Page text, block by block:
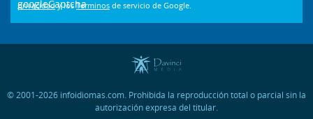
privacidady los Términos de servicio de Google.
© 2001-2026 infoidiomas.com. Prohibida la reproducción total o parcial sin la
autorización expresa del titular.